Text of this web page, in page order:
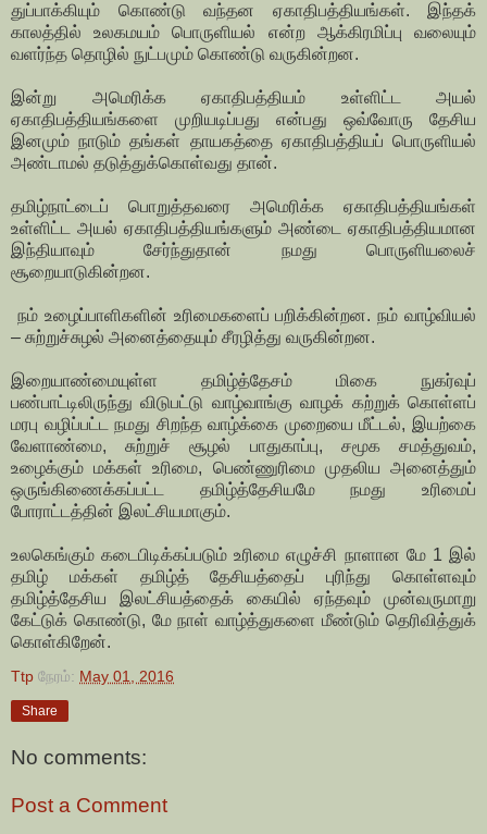
துப்பாக்கியும் கொண்டு வந்தன ஏகாதிபத்தியங்கள். இந்தக்
காலத்தில் உலகமயம் பொருளியல் என்ற ஆக்கிரமிப்பு வலையும்
வளர்ந்த தொழில் நுட்பமும் கொண்டு வருகின்றன.
இன்று அமெரிக்க ஏகாதிபத்தியம் உள்ளிட்ட அயல்
ஏகாதிபத்தியங்களை முறியடிப்பது என்பது ஒவ்வோரு தேசிய
இனமும் நாடும் தங்கள் தாயகத்தை ஏகாதிபத்தியப் பொருளியல்
அண்டாமல் தடுத்துக்கொள்வது தான்.
தமிழ்நாட்டைப் பொறுத்தவரை அமெரிக்க ஏகாதிபத்தியங்கள்
உள்ளிட்ட அயல் ஏகாதிபத்தியங்களும் அண்டை ஏகாதிபத்தியமான
இந்தியாவும் சேர்ந்துதான் நமது பொருளியலைச்
சூறையாடுகின்றன.
நம் உழைப்பாளிகளின் உரிமைகளைப் பறிக்கின்றன. நம் வாழ்வியல்
– சுற்றுச்சுழல் அனைத்தையும் சீரழித்து வருகின்றன.
இறையாண்மையுள்ள தமிழ்த்தேசம் மிகை நுகர்வுப்
பண்பாட்டிலிருந்து விடுபட்டு வாழ்வாங்கு வாழக் கற்றுக் கொள்ளப்
மரபு வழிப்பட்ட நமது சிறந்த வாழ்க்கை முறையை மீட்டல், இயற்கை
வேளாண்மை, சுற்றுச் சூழல் பாதுகாப்பு, சமூக சமத்துவம்,
உழைக்கும் மக்கள் உரிமை, பெண்ணுரிமை முதலிய அனைத்தும்
ஒருங்கிணைக்கப்பட்ட தமிழ்த்தேசியமே நமது உரிமைப்
போராட்டத்தின் இலட்சியமாகும்.
உலகெங்கும் கடைபிடிக்கப்படும் உரிமை எழுச்சி நாளான மே 1 இல்
தமிழ் மக்கள் தமிழ்த் தேசியத்தைப் புரிந்து கொள்ளவும்
தமிழ்த்தேசிய இலட்சியத்தைக் கையில் ஏந்தவும் முன்வருமாறு
கேட்டுக் கொண்டு, மே நாள் வாழ்த்துகளை மீண்டும் தெரிவித்துக்
கொள்கிறேன்.
Ttp நேரம்: May 01, 2016
Share
No comments:
Post a Comment